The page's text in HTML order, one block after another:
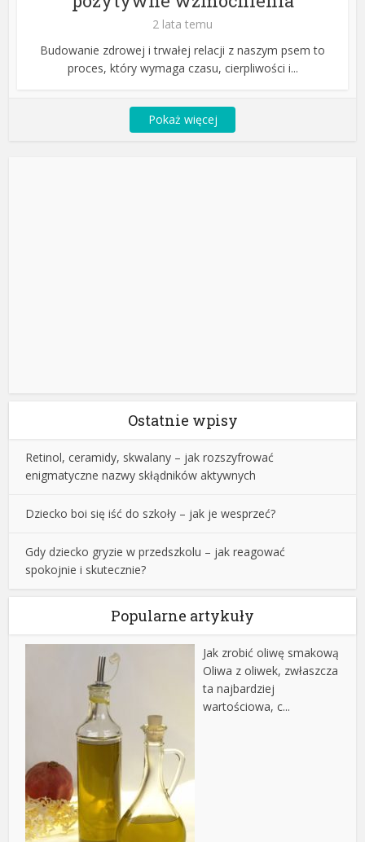
2 lata temu
Budowanie zdrowej i trwałej relacji z naszym psem to
proces, który wymaga czasu, cierpliwości i...
Pokaż więcej
Ostatnie wpisy
Retinol, ceramidy, skwalany – jak rozszyfrować
enigmatyczne nazwy skłądników aktywnych
Dziecko boi się iść do szkoły – jak je wesprzeć?
Gdy dziecko gryzie w przedszkolu – jak reagować
spokojnie i skutecznie?
Popularne artykuły
Jak zrobić oliwę smakową
Oliwa z oliwek, zwłaszcza
ta najbardziej
wartościowa, c...